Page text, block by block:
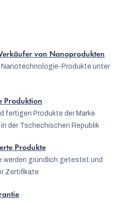
von Nanoprodukten
Nanotechnologie-Produkte unter
Produktion
fertigen Produkte der Marke
der Tschechischen Republik
Produkte
werden gründlich getestet und
Zertifikate